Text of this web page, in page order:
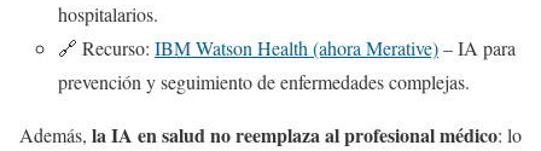
hospitalarios.
🔗 Recurso: IBM Watson Health (ahora Merative)– IA para
prevención y seguimiento de enfermedades complejas.
Además, la IA en salud no reemplaza al profesional médico: lo